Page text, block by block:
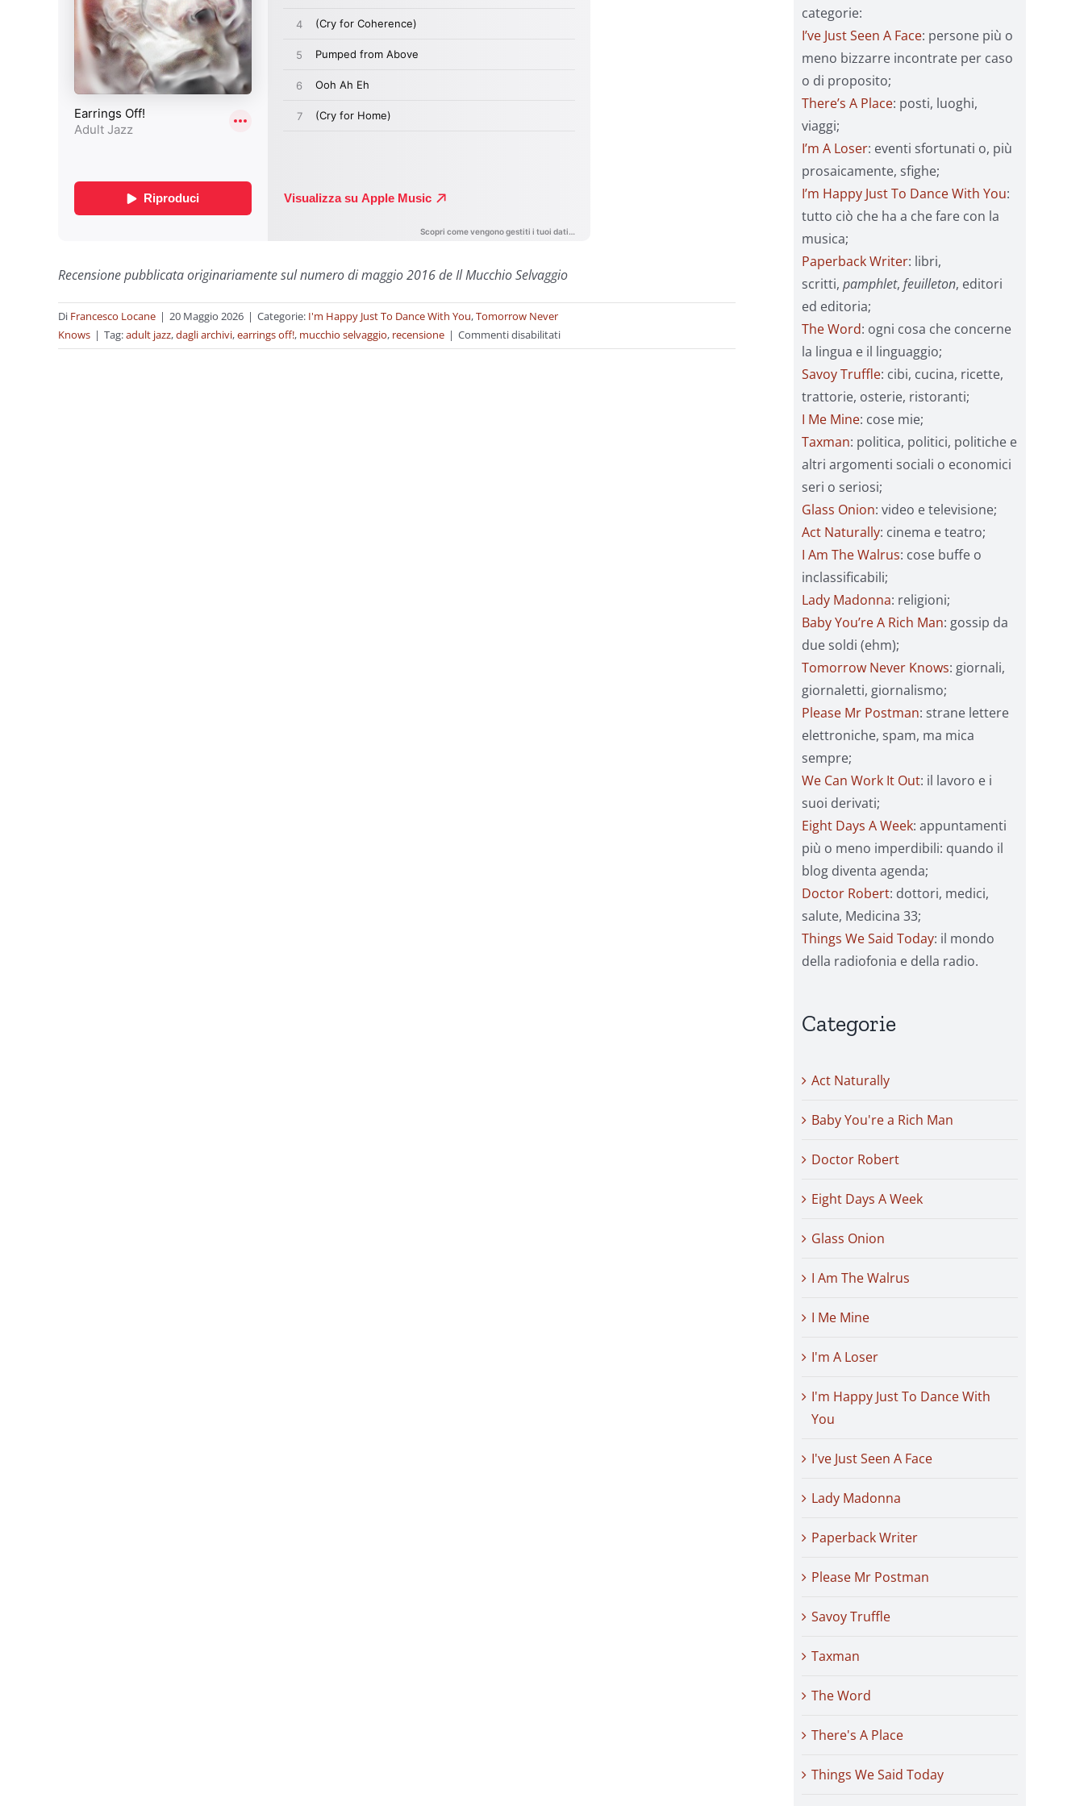
Recensione pubblicata originariamente sul numero di maggio 2016 de Il Mucchio Selvaggio
Di Francesco Locane | 20 Maggio 2026 | Categorie: I'm Happy Just To Dance With You,Tomorrow Never
Knows | Tag:adult jazz,dagli archivi,earrings off!, mucchio selvaggio, recensione | Commenti disabilitatisu
Dagli
categorie:
I’ve Just Seen A Face: persone più o
meno bizzarre incontrate per caso
o di proposito;
There’s A Place: posti, luoghi,
viaggi;
I’m A Loser: eventi sfortunati o, più
prosaicamente, sfighe;
I’m Happy Just To Dance With You:
tutto ciò che ha a che fare con la
musica;
Paperback Writer: libri,
scritti, pamphlet, feuilleton, editori
ed editoria;
The Word: ogni cosa che concerne
la lingua e il linguaggio;
Savoy Truffle: cibi, cucina, ricette,
trattorie, osterie, ristoranti;
I Me Mine: cose mie;
Taxman: politica, politici, politiche e
altri argomenti sociali o economici
seri o seriosi;
Glass Onion: video e televisione;
Act Naturally: cinema e teatro;
I Am The Walrus: cose buffe o
inclassificabili;
Lady Madonna: religioni;
Baby You’re A Rich Man: gossip da
due soldi (ehm);
Tomorrow Never Knows: giornali,
giornaletti, giornalismo;
Please Mr Postman: strane lettere
elettroniche, spam, ma mica
sempre;
We Can Work It Out: il lavoro e i
suoi derivati;
Eight Days A Week: appuntamenti
più o meno imperdibili: quando il
blog diventa agenda;
Doctor Robert: dottori, medici,
salute, Medicina 33;
Things We Said Today: il mondo
della radiofonia e della radio.
Categorie
Act Naturally
Baby You're a Rich Man
Doctor Robert
Eight Days A Week
Glass Onion
I Am The Walrus
I Me Mine
I'm A Loser
I'm Happy Just To Dance With
You
I've Just Seen A Face
Lady Madonna
Paperback Writer
Please Mr Postman
Savoy Truffle
Taxman
The Word
There's A Place
Things We Said Today